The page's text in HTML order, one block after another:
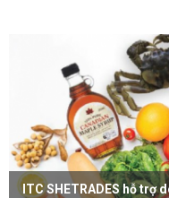
ITC SHETRADES hỗ trợ